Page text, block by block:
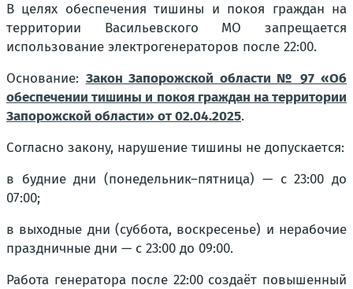
В целях обеспечения тишины и покоя граждан на
территории Васильевского МО запрещается
использование электрогенераторов после 22:00.
Основание: Закон Запорожской области № 97 «Об
обеспечении тишины и покоя граждан на территории
Запорожской области» от 02.04.2025.
Согласно закону, нарушение тишины не допускается:
в будние дни (понедельник–пятница) — с 23:00 до
07:00;
в выходные дни (суббота, воскресенье) и нерабочие
праздничные дни — с 23:00 до 09:00.
Работа генератора после 22:00 создаёт повышенный